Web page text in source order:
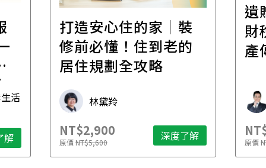
活
解
打造安心住的家｜裝
修前必懂！住到老的
居住規劃全攻略
林黛羚
NT$2,900
原價NT$5,600 深度了解
遺
財
產
原價